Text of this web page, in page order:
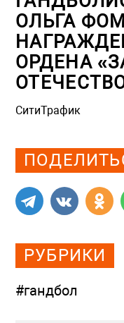
ОЛЬГА
ОРДЕНА
СитиТрафик
РУБРИКИ
#гандбол